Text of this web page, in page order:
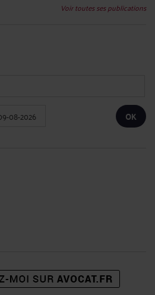
Voir toutes ses publications